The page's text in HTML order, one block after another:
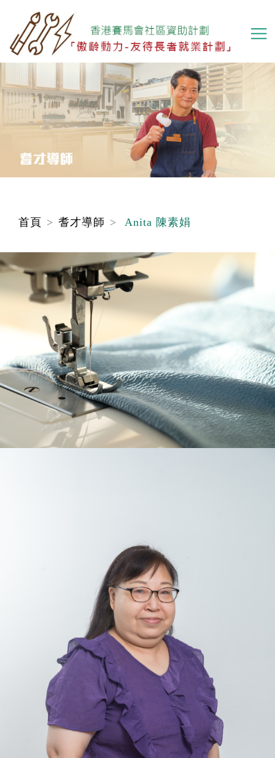
主
內
容
首頁 耆才導師 Anita 陳素娟